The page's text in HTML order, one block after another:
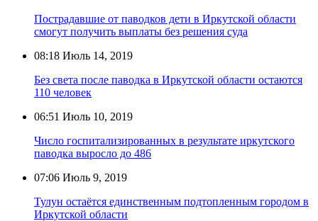
Пострадавшие от паводков дети в Иркутской области
смогут получить выплаты без решения суда
08:18 Июль 14, 2019
Без света после паводка в Иркутской области остаются
110 человек
06:51 Июль 10, 2019
Число госпитализированных в результате иркутского
паводка выросло до 486
07:06 Июль 9, 2019
Тулун остаётся единственным подтопленным городом в
Иркутской области